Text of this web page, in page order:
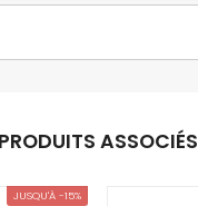
PRODUITS ASSOCIÉS
JUSQU'À -15%